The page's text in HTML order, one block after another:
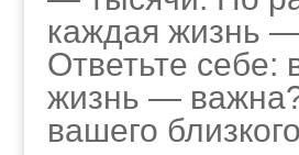
каждая жизнь
Ответьте себе:
жизнь —
вашего близкого